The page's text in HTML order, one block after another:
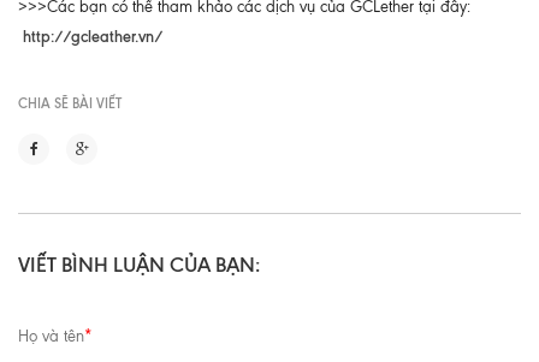
>>>Các bạn có thể tham khảo các dịch vụ của GCLether tại đây:
http://gcleather.vn/
CHIA SẼ BÀI VIẾT
VIẾT BÌNH LUẬN CỦA BẠN:
Họ và tên*